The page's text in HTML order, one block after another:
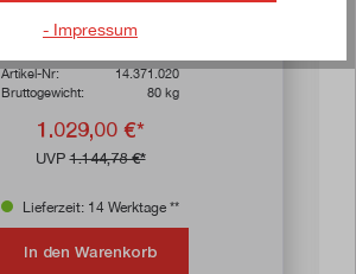
kg Tragkraft / Schublade
Artikel-Nr:
14.371.020
Bruttogewicht:
80 kg
1.029,00 €*
UVP1.144,78 €*
Lieferzeit: 14 Werktage **
In den Warenkorb
- Impressum